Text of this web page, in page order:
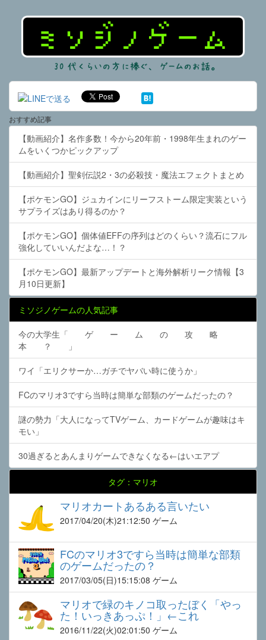
おすすめ記事
【動画紹介】名作多数！今から20年前・1998年生まれのゲー
ムをいくつかピックアップ
【動画紹介】聖剣伝説2・3の必殺技・魔法エフェクトまとめ
【ポケモンGO】ジュカインにリーフストーム限定実装という
サプライズはあり得るのか？
【ポケモンGO】個体値EFFの序列はどのくらい？流石にフル
強化していいんだよな…！？
【ポケモンGO】最新アップデートと海外解析リーク情報【3
月10日更新】
ミソジノゲームの人気記事
今の大学生「 ゲ ー ム の 攻 略
本 ？ 」
ワイ「エリクサーか…ガチでヤバい時に使うか」
FCのマリオ3ですら当時は簡単な部類のゲームだったの？
謎の勢力「大人になってTVゲーム、カードゲームが趣味はキ
モい」
30過ぎるとあんまりゲームできなくなる←はいエアプ
タグ：マリオ
マリオカートあるある言いたい
2017/04/20(木)21:12:50 ゲーム
FCのマリオ3ですら当時は簡単な部類
のゲームだったの？
2017/03/05(日)15:15:08 ゲーム
マリオで緑のキノコ取ったぼく「やっ
た！いっきあっぷ！」←これ
2016/11/22(火)02:01:50 ゲーム